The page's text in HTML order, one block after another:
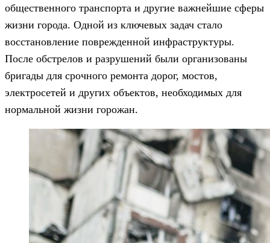
общественного транспорта и другие важнейшие сферы
жизни города. Одной из ключевых задач стало
восстановление поврежденной инфраструктуры.
После обстрелов и разрушений были организованы
бригады для срочного ремонта дорог, мостов,
электросетей и других объектов, необходимых для
нормальной жизни горожан.